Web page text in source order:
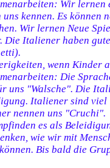
Wir lernen
uns kennen. Es können
Wir lernen Neue
Die Italiener haben
wenn Kinder
Die
uns "Walsche". Die
Italiener sind viel
nennen uns "Cruchi".
es als
wie wir mit
Bis bald die